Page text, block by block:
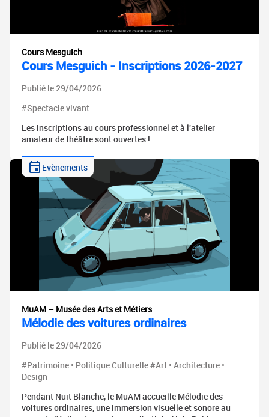
Cours Mesguich
Cours Mesguich - Inscriptions 2026-2027
Publié le 29/04/2026
#Spectacle vivant
Les inscriptions au cours professionnel et à l'atelier
amateur de théâtre sont ouvertes !
Evènements
MuAM – Musée des Arts et Métiers
Mélodie des voitures ordinaires
Publié le 29/04/2026
#Patrimoine • Politique Culturelle #Art • Architecture •
Design
Pendant Nuit Blanche, le MuAM accueille Mélodie des
voitures ordinaires, une immersion visuelle et sonore au